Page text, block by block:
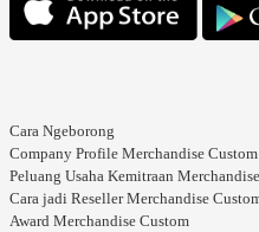
Cara Ngeborong
Company Profile Merchandise Custom
Peluang Usaha Kemitraan
Cara jadi Reseller Merchandise
Award Merchandise Custom